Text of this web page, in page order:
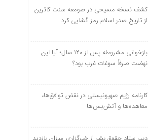
کشف نسخه‌ مسیحی در صومعه سنت کاترین
از تاریخ صدر اسلام رمز گشایی کرد
بازخوانی مشروطه پس از ۱۲۰ سال؛ آیا این
نهضت صرفاً سوغات غرب بود؟
کارنامه رژیم صهیونیستی در نقض توافق‌ها،
معاهده‌ها و آتش‌بس‌ها